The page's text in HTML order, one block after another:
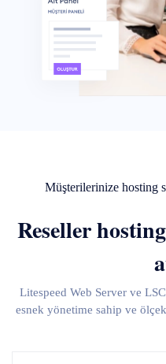
Müşterilerinize hosting
Reseller
Litespeed Web Server ve
esnek yönetime sahip ve